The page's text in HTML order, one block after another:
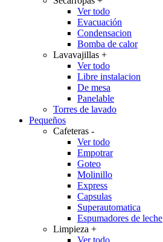
Ver todo
Evacuación
Condensacion
Bomba de calor
Lavavajillas +
Ver todo
Libre instalacion
De mesa
Panelable
Torres de lavado
Pequeños
Cafeteras -
Ver todo
Empotrar
Goteo
Molinillo
Express
Capsulas
Superautomatica
Espumadores de leche
Limpieza +
Ver todo